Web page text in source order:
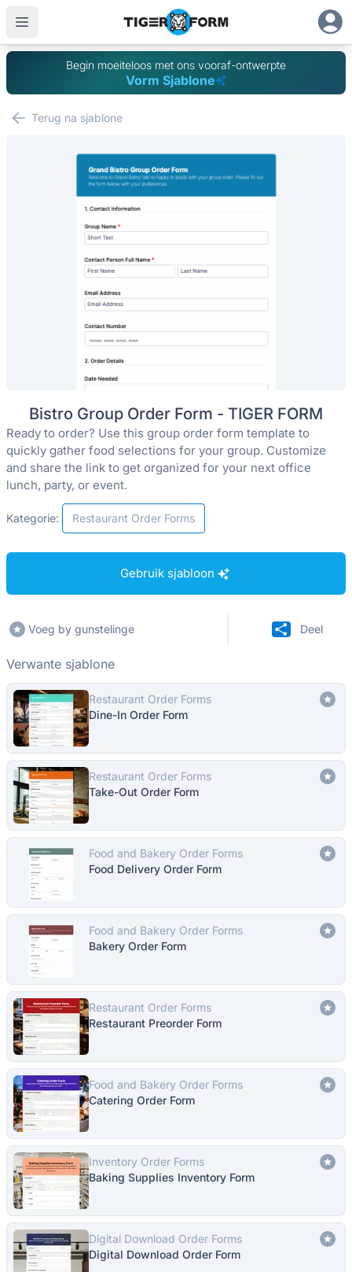
Begin moeiteloos met ons vooraf-ontwerpte
Vorm Sjablone
Terug na sjablone
Bistro Group Order Form - TIGER FORM
Ready to order? Use this group order form template to
quickly gather food selections for your group. Customize
and share the link to get organized for your next office
lunch, party, or event.
Kategorie: Restaurant Order Forms
Gebruik sjabloon
Voeg by gunstelinge Deel
Verwante sjablone
Restaurant Order Forms
Dine-In Order Form
Restaurant Order Forms
Take-Out Order Form
Food and Bakery Order Forms
Food Delivery Order Form
Food and Bakery Order Forms
Bakery Order Form
Restaurant Order Forms
Restaurant Preorder Form
Food and Bakery Order Forms
Catering Order Form
Inventory Order Forms
Baking Supplies Inventory Form
Digital Download Order Forms
Digital Download Order Form